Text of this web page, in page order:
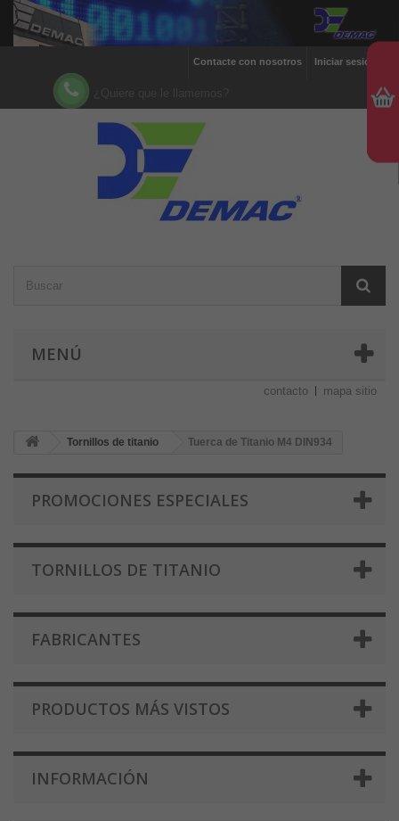
Iniciar sesión
Contacte con nosotros
MENÚ
contacto mapa sitio
Tornillos de titanio Tuerca de Titanio M4 DIN934
PROMOCIONES ESPECIALES
TORNILLOS DE TITANIO
FABRICANTES
PRODUCTOS MÁS VISTOS
INFORMACIÓN